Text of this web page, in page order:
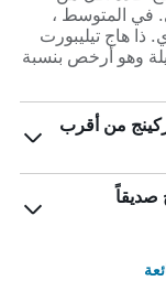
في لاهاي. في المتوسط ،
في لاهاي. ذا هاج تيليبورت
500 ﷼ في الليلة وهو أرخص بنسبة
من أقرب
صديقاً